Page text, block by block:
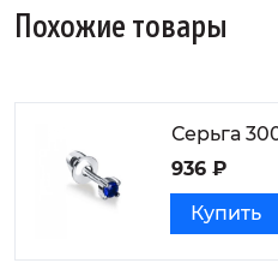
Похожие товары
Серьга
936 ₽
Купить